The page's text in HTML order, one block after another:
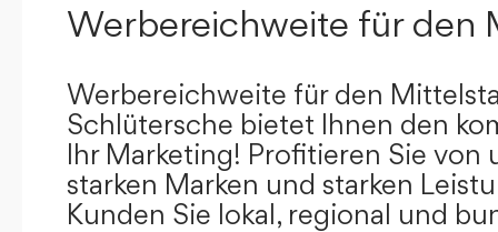
Werbereichweite für den
Werbereichweite für den
Schlütersche bietet Ihnen den
Ihr Marketing! Profitieren Sie von
starken Marken und starken
Kunden Sie lokal, regional und